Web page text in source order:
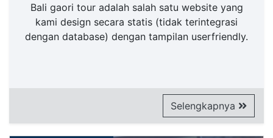
Bali gaori tour adalah salah satu website yang
kami design secara statis (tidak terintegrasi
dengan database) dengan tampilan userfriendly.
Selengkapnya